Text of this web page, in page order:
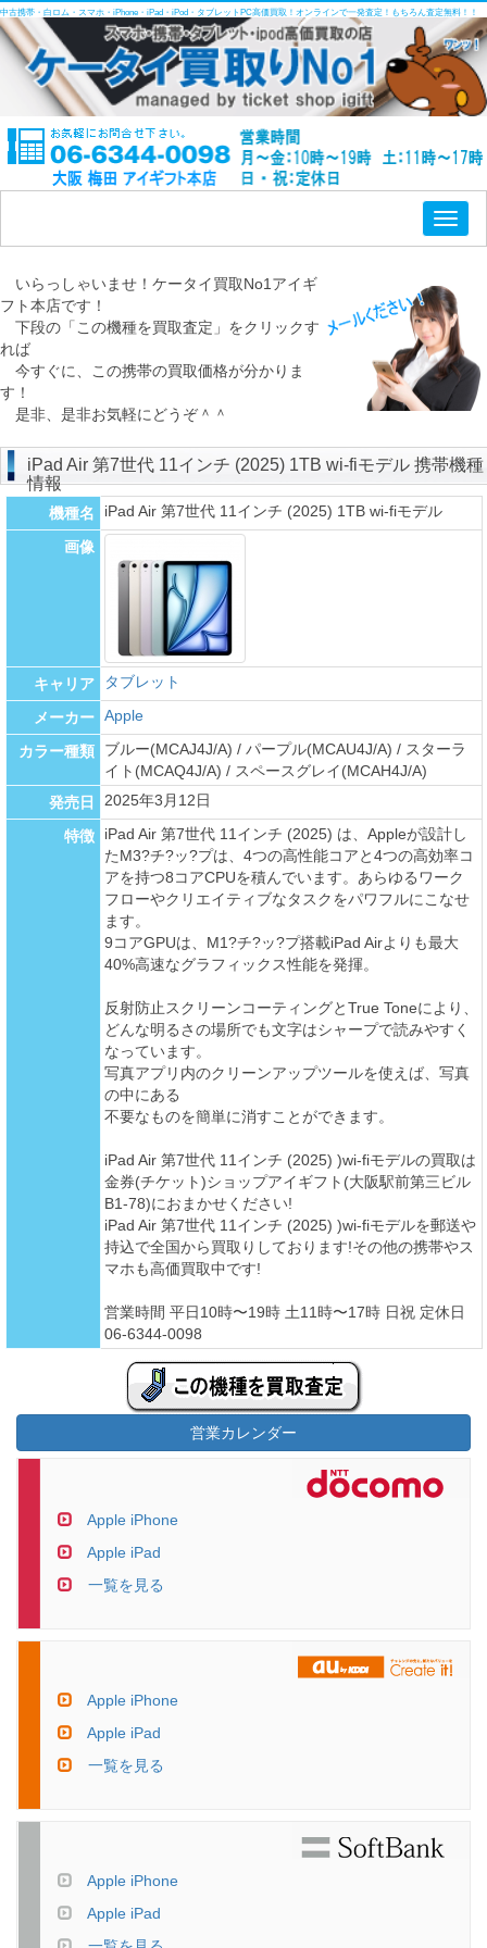
中古携帯・白ロム・スマホ・iPhone・iPad・iPod・タブレットPC高価買取！オンラインで一発査定！もちろん査定無料！！
いらっしゃいませ！ケータイ買取No1アイギ
フト本店です！
下段の「この機種を買取査定」をクリックす
れば
今すぐに、この携帯の買取価格が分かりま
す！
是非、是非お気軽にどうぞ＾＾
iPad Air 第7世代 11インチ (2025) 1TB wi-fiモデル 携帯機種
情報
機種名 iPad Air 第7世代 11インチ (2025) 1TB wi-fiモデル
画像
キャリア タブレット
メーカー Apple
カラー種類
ブルー(MCAJ4J/A) / パープル(MCAU4J/A) / スターラ
イト(MCAQ4J/A) / スペースグレイ(MCAH4J/A)
発売日
2025年3月12日
特徴
iPad Air 第7世代 11インチ (2025) は、Appleが設計し
たM3?チ?ッ?プは、4つの高性能コアと4つの高効率コ
アを持つ8コアCPUを積んでいます。あらゆるワーク
フローやクリエイティブなタスクをパワフルにこなせ
ます。
9コアGPUは、M1?チ?ッ?プ搭載iPad Airよりも最大
40%高速なグラフィックス性能を発揮。
反射防止スクリーンコーティングとTrue Toneにより、
どんな明るさの場所でも文字はシャープで読みやすく
なっています。
写真アプリ内のクリーンアップツールを使えば、写真
の中にある
不要なものを簡単に消すことができます。
iPad Air 第7世代 11インチ (2025) )wi-fiモデルの買取は
金券(チケット)ショップアイギフト(大阪駅前第三ビル
B1-78)におまかせください!
iPad Air 第7世代 11インチ (2025) )wi-fiモデルを郵送や
持込で全国から買取りしております!その他の携帯やス
マホも高価買取中です!
営業時間 平日10時〜19時 土11時〜17時 日祝 定休日
06-6344-0098
営業カレンダー
Apple iPhone
Apple iPad
一覧を見る
Apple iPhone
Apple iPad
一覧を見る
Apple iPhone
Apple iPad